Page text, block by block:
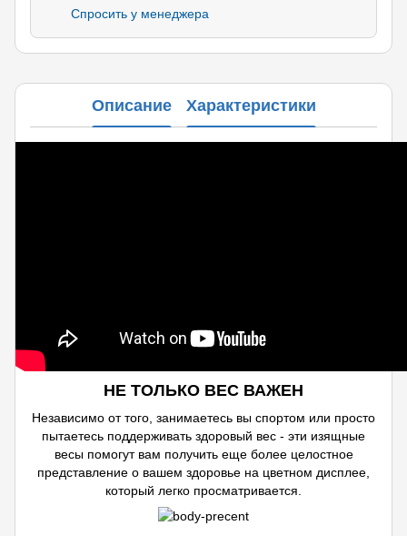
Спросить у менеджера
Описание Характеристики
НЕ ТОЛЬКО ВЕС ВАЖЕН
Независимо от того, занимаетесь вы спортом или просто
пытаетесь поддерживать здоровый вес - эти изящные
весы помогут вам получить еще более целостное
представление о вашем здоровье на цветном дисплее,
который легко просматривается.